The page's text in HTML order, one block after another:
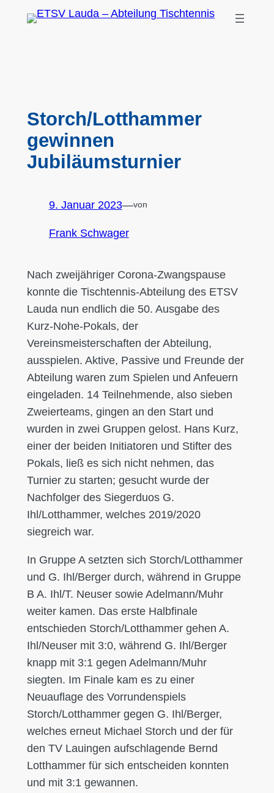
Storch/Lotthammer
gewinnen
Jubiläumsturnier
9. Januar 2023—von
Frank Schwager
Nach zweijähriger Corona-Zwangspause
konnte die Tischtennis-Abteilung des ETSV
Lauda nun endlich die 50. Ausgabe des
Kurz-Nohe-Pokals, der
Vereinsmeisterschaften der Abteilung,
ausspielen. Aktive, Passive und Freunde der
Abteilung waren zum Spielen und Anfeuern
eingeladen. 14 Teilnehmende, also sieben
Zweierteams, gingen an den Start und
wurden in zwei Gruppen gelost. Hans Kurz,
einer der beiden Initiatoren und Stifter des
Pokals, ließ es sich nicht nehmen, das
Turnier zu starten; gesucht wurde der
Nachfolger des Siegerduos G.
Ihl/Lotthammer, welches 2019/2020
siegreich war.
In Gruppe A setzten sich Storch/Lotthammer
und G. Ihl/Berger durch, während in Gruppe
B A. Ihl/T. Neuser sowie Adelmann/Muhr
weiter kamen. Das erste Halbfinale
entschieden Storch/Lotthammer gehen A.
Ihl/Neuser mit 3:0, während G. Ihl/Berger
knapp mit 3:1 gegen Adelmann/Muhr
siegten. Im Finale kam es zu einer
Neuauflage des Vorrundenspiels
Storch/Lotthammer gegen G. Ihl/Berger,
welches erneut Michael Storch und der für
den TV Lauingen aufschlagende Bernd
Lotthammer für sich entscheiden konnten
und mit 3:1 gewannen.